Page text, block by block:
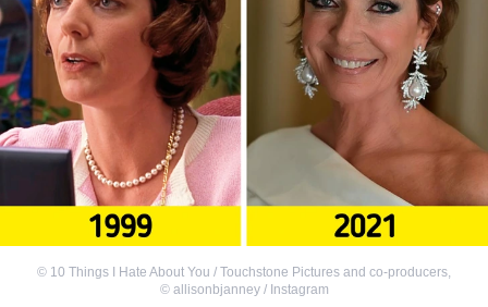
© 10 Things I Hate About You / Touchstone Pictures and co-producers,
© allisonbjanney / Instagram